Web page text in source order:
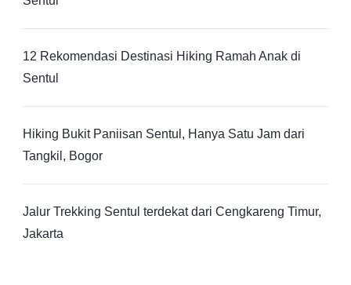
12 Rekomendasi Destinasi Hiking Ramah Anak di
Sentul
Hiking Bukit Paniisan Sentul, Hanya Satu Jam dari
Tangkil, Bogor
Jalur Trekking Sentul terdekat dari Cengkareng Timur,
Jakarta